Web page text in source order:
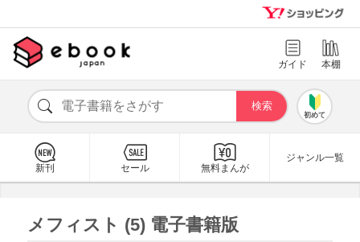
ガイド 本棚
初めて
新刊 セール 無料まんが
ジャンル一覧
メフィスト (5) 電子書籍版